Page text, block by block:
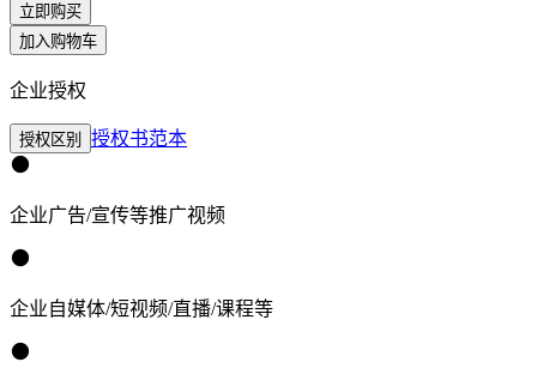
立即购买
加入购物车
企业授权
授权区别 授权书范本
企业广告/宣传等推广视频
企业自媒体/短视频/直播/课程等